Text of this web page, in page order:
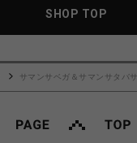
SHOP TOP
サマンサベガ＆サマンサタバ